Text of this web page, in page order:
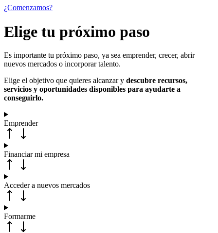
¿Comenzamos?
Elige tu próximo paso
Es importante tu próximo paso, ya sea emprender, crecer, abrir
nuevos mercados o incorporar talento.
Elige el objetivo que quieres alcanzar y descubre recursos,
servicios y oportunidades disponibles para ayudarte a
conseguirlo.
Emprender
Financiar mi empresa
Acceder a nuevos mercados
Formarme